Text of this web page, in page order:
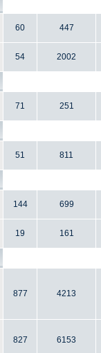
60 447
54 2002
71 251
51 811
144 699
19 161
877 4213
827 6153